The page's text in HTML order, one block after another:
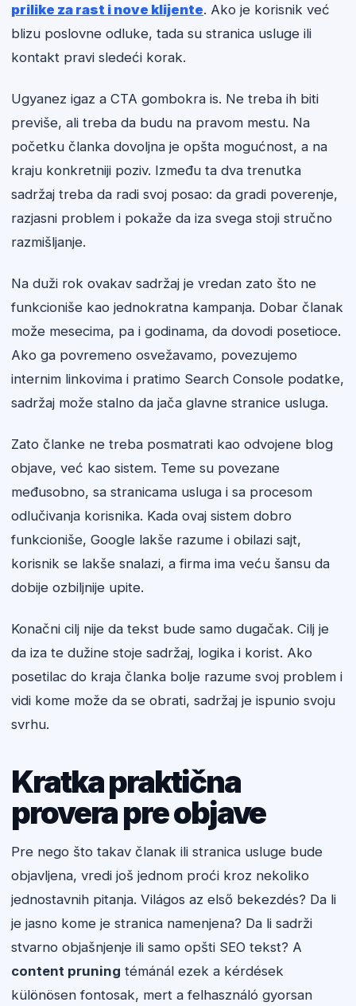
prilike za rast i nove klijente. Ako je korisnik već
blizu poslovne odluke, tada su stranica usluge ili
kontakt pravi sledeći korak.
Ugyanez igaz a CTA gombokra is. Ne treba ih biti
previše, ali treba da budu na pravom mestu. Na
početku članka dovoljna je opšta mogućnost, a na
kraju konkretniji poziv. Između ta dva trenutka
sadržaj treba da radi svoj posao: da gradi poverenje,
razjasni problem i pokaže da iza svega stoji stručno
razmišljanje.
Na duži rok ovakav sadržaj je vredan zato što ne
funkcioniše kao jednokratna kampanja. Dobar članak
može mesecima, pa i godinama, da dovodi posetioce.
Ako ga povremeno osvežavamo, povezujemo
internim linkovima i pratimo Search Console podatke,
sadržaj može stalno da jača glavne stranice usluga.
Zato članke ne treba posmatrati kao odvojene blog
objave, već kao sistem. Teme su povezane
međusobno, sa stranicama usluga i sa procesom
odlučivanja korisnika. Kada ovaj sistem dobro
funkcioniše, Google lakše razume i obilazi sajt,
korisnik se lakše snalazi, a firma ima veću šansu da
dobije ozbiljnije upite.
Konačni cilj nije da tekst bude samo dugačak. Cilj je
da iza te dužine stoje sadržaj, logika i korist. Ako
posetilac do kraja članka bolje razume svoj problem i
vidi kome može da se obrati, sadržaj je ispunio svoju
svrhu.
Kratka praktična
provera pre objave
Pre nego što takav članak ili stranica usluge bude
objavljena, vredi još jednom proći kroz nekoliko
jednostavnih pitanja. Világos az első bekezdés? Da li
je jasno kome je stranica namenjena? Da li sadrži
stvarno objašnjenje ili samo opšti SEO tekst? A
content pruning témánál ezek a kérdések
különösen fontosak, mert a felhasználó gyorsan